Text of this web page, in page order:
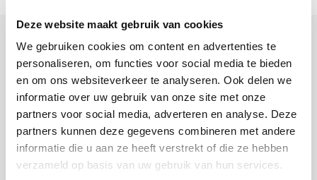
Deze website maakt gebruik van cookies
We gebruiken cookies om content en advertenties te
personaliseren, om functies voor social media te bieden
en om ons websiteverkeer te analyseren. Ook delen we
informatie over uw gebruik van onze site met onze
partners voor social media, adverteren en analyse. Deze
partners kunnen deze gegevens combineren met andere
informatie die u aan ze heeft verstrekt of die ze hebben
verzameld op basis van uw gebruik van hun services.
+31 23 205 2006
info@bruut.nl
Kontakt Formular
Öffnen 11:00 - 21:00
ÖFFNUNGSZEITEN ANZEIGEN